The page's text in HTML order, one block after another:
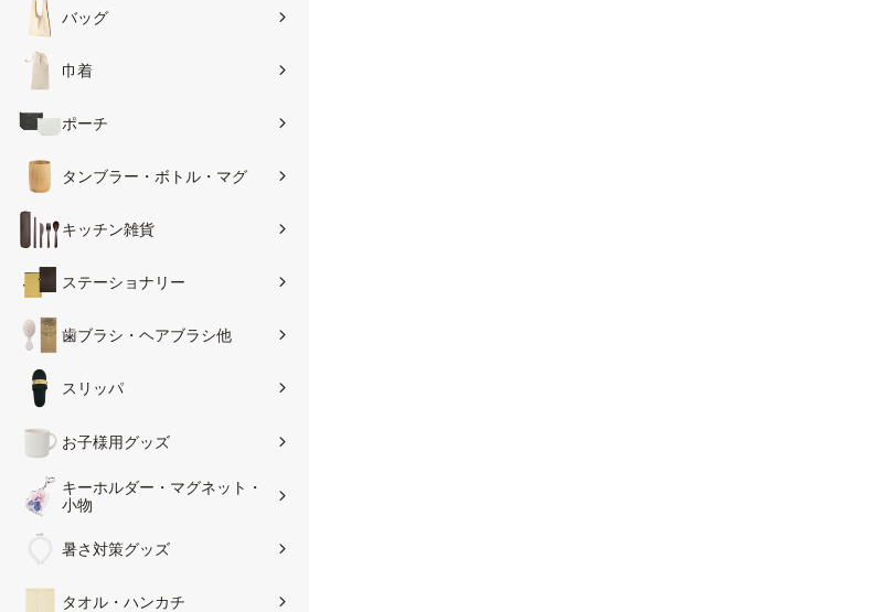
バッグ
巾着
ポーチ
タンブラー・ボトル・マグ
キッチン雑貨
ステーショナリー
歯ブラシ・ヘアブラシ他
スリッパ
お子様用グッズ
キーホルダー・マグネット・
小物
暑さ対策グッズ
タオル・ハンカチ